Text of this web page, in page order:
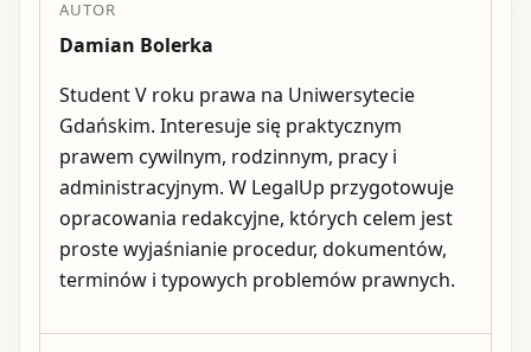
AUTOR
Damian Bolerka
Student V roku prawa na Uniwersytecie
Gdańskim. Interesuje się praktycznym
prawem cywilnym, rodzinnym, pracy i
administracyjnym. W LegalUp przygotowuje
opracowania redakcyjne, których celem jest
proste wyjaśnianie procedur, dokumentów,
terminów i typowych problemów prawnych.